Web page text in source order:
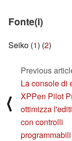
Fonte(i)
Seiko (1) (2)
⟨
Previous
La console di
XPPen Pilot
ottimizza
con controlli